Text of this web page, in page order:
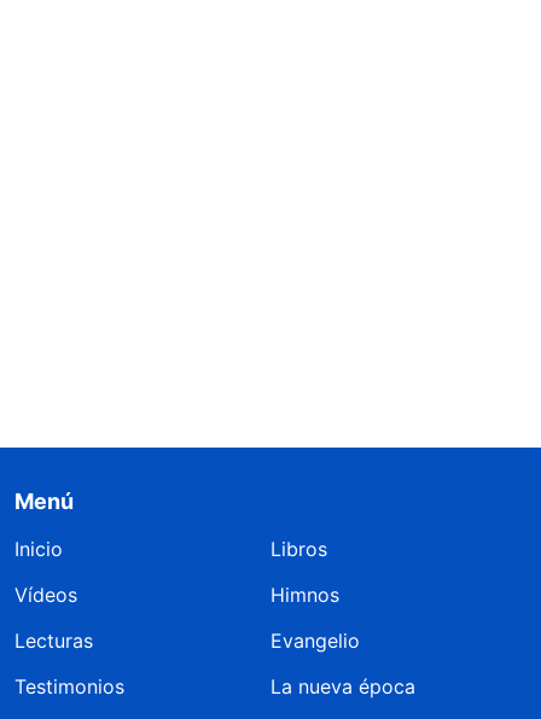
Menú
Inicio
Libros
Vídeos
Himnos
Lecturas
Evangelio
Testimonios
La nueva época